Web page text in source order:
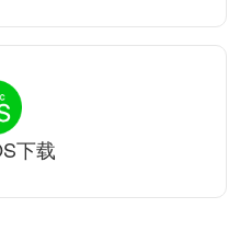
下载